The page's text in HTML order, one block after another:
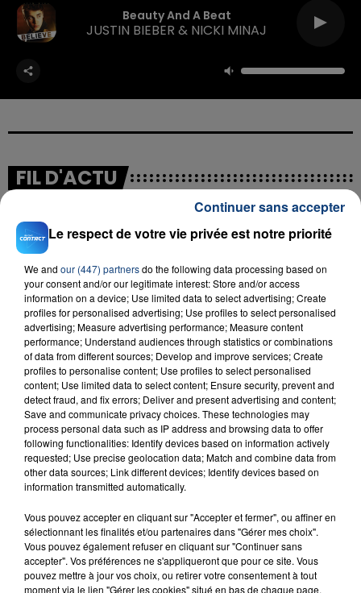
Beauty And A Beat
JUSTIN BIEBER & NICKI MINAJ
FIL D'ACTU
23 juillet 2026
INCENDIE MORTEL À LENS : UNE FEMME ET
SON BÉBÉ ENTRE LA VIE ET LA...
Un homme s'est immolé par le feu après avoir
aspergé sa compagne et leur bébé de trois mois
d'un liquide inflammable.
20 juillet 2026
UNE ADOLESCENTE DEVANT SE FAIRE
OPÉRER DE LA CHEVILLE RESSORT DE LA...
Le respect de votre vie privée est notre priorité
We and our (447) partnersdo the following data processing based on
your consent and/or our legitimate interest: Store and/or access
information on a device; Use limited data to select advertising; Create
profiles for personalised advertising; Use profiles to select personalised
advertising; Measure advertising performance; Measure content
performance; Understand audiences through statistics or combinations
of data from different sources; Develop and improve services; Create
profiles to personalise content; Use profiles to select personalised
content; Use limited data to select content; Ensure security, prevent and
detect fraud, and fix errors; Deliver and present advertising and content;
Save and communicate privacy choices. These technologies may
process personal data such as IP address and browsing data to offer
following functionalities: Identify devices based on information actively
requested; Use precise geolocation data; Match and combine data from
other data sources; Link different devices; Identify devices based on
information transmitted automatically.
Vous pouvez accepter en cliquant sur "Accepter et fermer", ou affiner en
sélectionnant les finalités et/ou partenaires dans "Gérer mes choix".
Vous pouvez également refuser en cliquant sur "Continuer sans
accepter". Vos préférences ne s'appliqueront que pour ce site. Vous
pouvez mettre à jour vos choix, ou retirer votre consentement à tout
moment via le lien "Gérer les cookies" situé en bas de chaque page.
Continuer sans accepter